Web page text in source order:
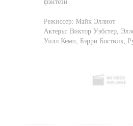
фэнтези
Режиссер: Майк Эллиот
Актеры: Виктор Уэбстер,
Уилл Кемп, Бэрри Боствик,